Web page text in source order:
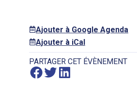
Ajouter à Google Agenda
Ajouter à iCal
PARTAGER CET ÉVÈNEMENT